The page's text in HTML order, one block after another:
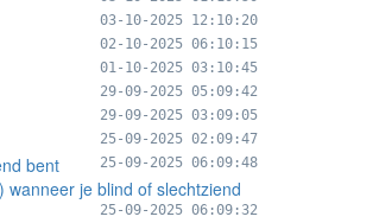
03-10-2025 12:10:20
02-10-2025 06:10:15
01-10-2025 03:10:45
29-09-2025 05:09:42
29-09-2025 03:09:05
25-09-2025 02:09:47
bent 25-09-2025 06:09:48
je blind of slechtziend
25-09-2025 06:09:32